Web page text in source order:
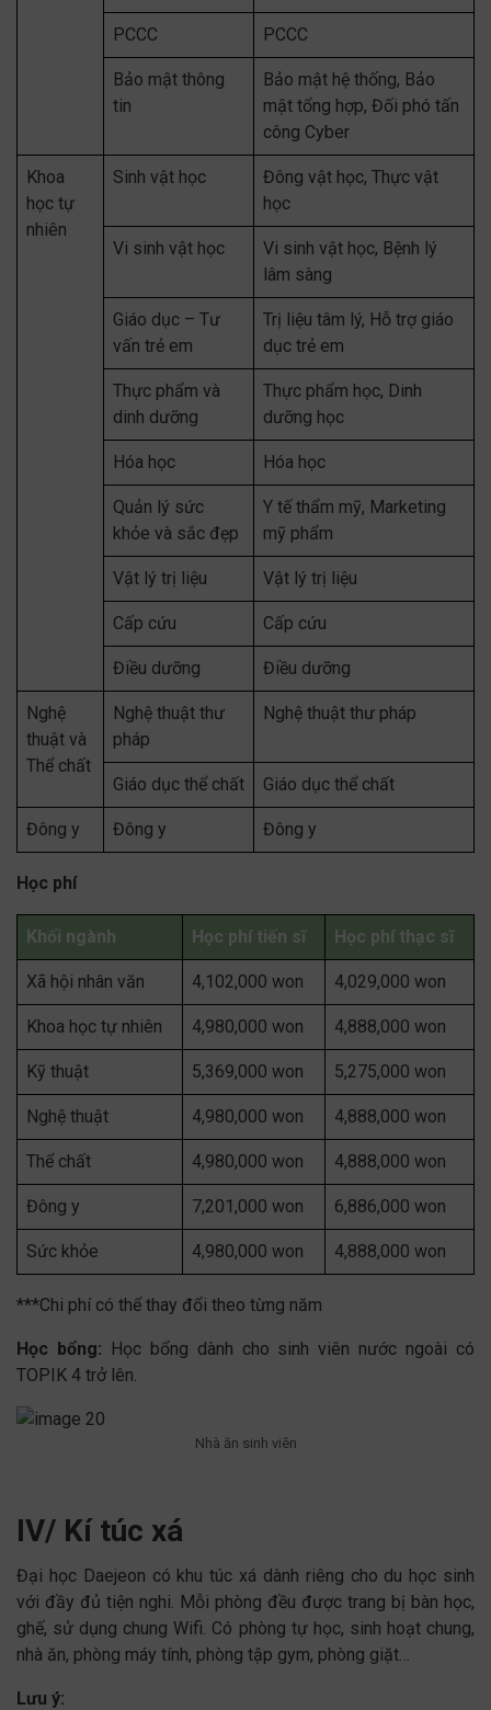
PCCC PCCC
Bảo mật thông
tin
Bảo mật hệ thống, Bảo
mật tổng hợp, Đối phó tấn
công Cyber
Khoa
học tự
nhiên
Sinh vật học
Đông vật học, Thực vật
học
Vi sinh vật học
Vi sinh vật học, Bệnh lý
lâm sàng
Giáo dục – Tư
vấn trẻ em
Trị liệu tâm lý, Hỗ trợ giáo
dục trẻ em
Thực phẩm và
dinh dưỡng
Thực phẩm học, Dinh
dưỡng học
Hóa học Hóa học
Quản lý sức
khỏe và sắc đẹp
Y tế thẩm mỹ, Marketing
mỹ phẩm
Vật lý trị liệu Vật lý trị liệu
Cấp cứu Cấp cứu
Điều dưỡng Điều dưỡng
Nghệ
thuật và
Thể chất
Nghệ thuật thư
pháp
Nghệ thuật thư pháp
Giáo dục thể chất Giáo dục thể chất
Đông y Đông y Đông y
Học phí
Khối ngành Học phí tiến sĩ Học phí thạc sĩ
Xã hội nhân văn 4,102,000 won 4,029,000 won
Khoa học tự nhiên 4,980,000 won 4,888,000 won
Kỹ thuật 5,369,000 won 5,275,000 won
Nghệ thuật 4,980,000 won 4,888,000 won
Thể chất 4,980,000 won 4,888,000 won
Đông y 7,201,000 won 6,886,000 won
Sức khỏe 4,980,000 won 4,888,000 won
***Chi phí có thể thay đổi theo từng năm
Học bổng: Học bổng dành cho sinh viên nước ngoài có
TOPIK 4 trở lên.
Nhà ăn sinh viên
IV/ Kí túc xá
Đại học Daejeon có khu túc xá dành riêng cho du học sinh
với đầy đủ tiện nghi. Mỗi phòng đều được trang bị bàn học,
ghế, sử dụng chung Wifi. Có phòng tự học, sinh hoạt chung,
nhà ăn, phòng máy tính, phòng tập gym, phòng giặt…
Lưu ý: